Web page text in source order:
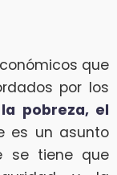
que
por los
pobreza, el
es un asunto
se tiene que